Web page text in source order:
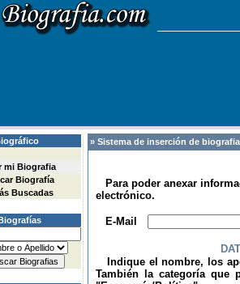
mi Biografia
Biografía
Buscadas
» Sistema de inserción de
Para poder anexar
electrónico.
E-Mail
Indique el nombre, los
También la categoría que